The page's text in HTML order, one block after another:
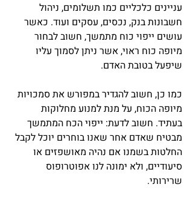
עניינים כלכליים כמו תשלומים, ניהול
חשבונות בנק, נכסים, עסקים ועוד. כאשר
עושים ייפוי כוח מתמשך, חשוב לבחור
מיופה כוח ראוי, אשר ניתן לסמוך עליו
שיפעל בטובת האדם.
כמו כן, חשוב להגדיר במפורש את סמכויות
מיופה הכוח, על מנת למנוע מחלוקות
בעתיד. חשוב לדעת: ייפוי הכח המתמשך
מבטיח שאדם אחר שאנו בוחרים יוכל לקבל
החלטות בשמנו אם נהיה מאושפזים או
סיעודיים, ולא ימונה לנו אפוטרופוס
שרירותי.